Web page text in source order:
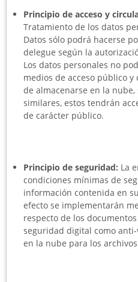
Principio de acceso y
Tratamiento de los datos
Datos sólo podrá hacerse
delegue según la
Los datos personales no
medios de acceso público
de almacenarse en la
similares, estos tendrán
de carácter público.
Principio de seguridad: La
condiciones mínimas de
información contenida en
efecto se implementarán
respecto de los
seguridad digital como
en la nube para los